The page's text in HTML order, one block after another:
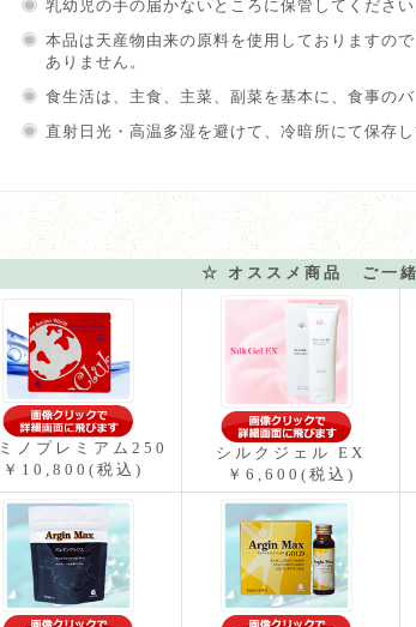
乳幼児の手の届かないところに保管してください
本品は天産物由来の原料を使用しておりますの
ありません。
食生活は、主食、主菜、副菜を基本に、食事のバ
直射日光・高温多湿を避けて、冷暗所にて保存し
☆ オススメ商品 ご一
ノプレミアム250
￥10,800 (税込)
シルクジェル EX
￥6,600 (税込)